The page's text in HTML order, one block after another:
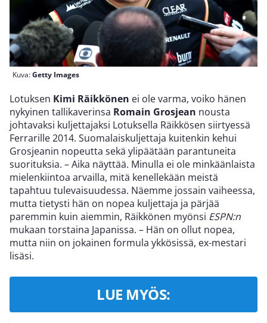
Kuva:Getty Images
Lotuksen Kimi Räikkönen ei ole varma, voiko hänen
nykyinen tallikaverinsa Romain Grosjean nousta
johtavaksi kuljettajaksi Lotuksella Räikkösen siirtyessä
Ferrarille 2014. Suomalaiskuljettaja kuitenkin kehui
Grosjeanin nopeutta sekä ylipäätään parantuneita
suorituksia. – Aika näyttää. Minulla ei ole minkäänlaista
mielenkiintoa arvailla, mitä kenellekään meistä
tapahtuu tulevaisuudessa. Näemme jossain vaiheessa,
mutta tietysti hän on nopea kuljettaja ja pärjää
paremmin kuin aiemmin, Räikkönen myönsi ESPN:n
mukaan torstaina Japanissa. – Hän on ollut nopea,
mutta niin on jokainen formula ykkösissä, ex-mestari
lisäsi.
LUE MYÖS: